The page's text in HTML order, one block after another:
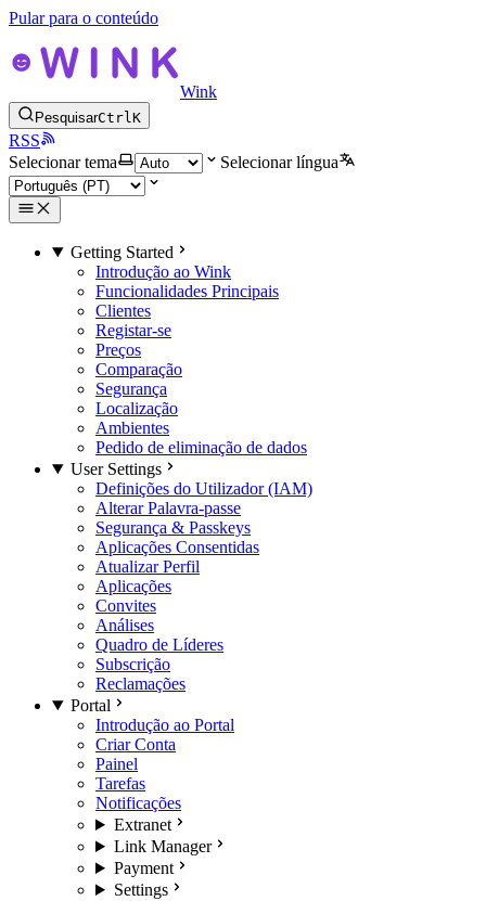
Pular para o conteúdo
Wink
PesquisarCtrlK
RSS
Selecionar tema
Selecionar língua
Getting Started
Introdução ao Wink
Funcionalidades Principais
Clientes
Registar-se
Preços
Comparação
Segurança
Localização
Ambientes
Pedido de eliminação de dados
User Settings
Definições do Utilizador (IAM)
Alterar Palavra-passe
Segurança & Passkeys
Aplicações Consentidas
Atualizar Perfil
Aplicações
Convites
Análises
Quadro de Líderes
Subscrição
Reclamações
Portal
Introdução ao Portal
Criar Conta
Painel
Tarefas
Notificações
Extranet
Link Manager
Payment
Settings